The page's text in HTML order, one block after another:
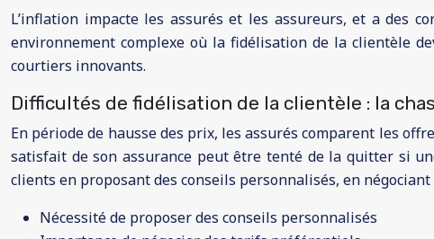
L’inflation impacte les assurés et les assureurs, et a des
environnement complexe où la fidélisation de la clientèle
courtiers innovants.
Difficultés de fidélisation de la clientèle : la
En période de hausse des prix, les assurés comparent les
satisfait de son assurance peut être tenté de la quitter si
clients en proposant des conseils personnalisés, en
Nécessité de proposer des conseils personnalisés